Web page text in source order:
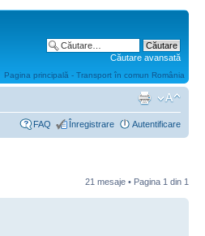
Căutare avansată
Pagina principală - Transport în comun România
FAQ Înregistrare Autentificare
21 mesaje • Pagina 1 din 1